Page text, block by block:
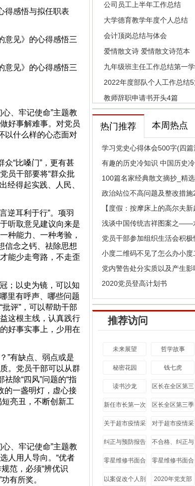
得感悟与拟任职表
见》的心得感悟三
见》的心得感悟三
、牢记使命”主题教
好事解难事。对党员
以什么样的心态面对
“比嗓门”，更有甚
员干部要将“群众批
经得起实践、人民、
耳利于行”。项羽
听取意见建议向来是
种能力、一种考验，
信念之钙、祛除思想
能少走弯路，不走歪
；以史为镜，可以知
里有呼声、哪些问题
评”，可以帮助干部
这根主线，认真践行
好事实事上，少用在
有缺点、弱点或是
。党员干部可以从群
除“四风”问题的“指
的一盏明灯，虚心接
短亮丑，不断创新工
、牢记使命”主题教
人用人导向。“优者
范，必须“辨优识
有所奖。
公司员工上半年工作总结
大学德育教学年度个人总结
会计顶岗总结与体会
爱情散文诗 爱情散文诗范本
九年级班主任工作总结第一
2022年度部队个人工作总结
教师辞职申请书开头4篇
热门推荐 本周热点
学习党史心得体会500字(四篇
有趣的历史冷知识 中国历史
100篇名家经典散文摘抄_精
政治站位不高问题及整改措
【度假：按摩床上的高尔夫新
浅谈中国传统吉祥图案之——
党内警告处分实质以及产生影
2020党员登高计划书
推荐访问
未来展望 哲学故事
秘密花园 钱七虎
读书沙龙
区长在全区第三
新任市长第一次
区长全区第三季
关于超市疫情采
对于超市疫情采
纠正与预防报告
不合格、纠正与
零星维修书面合
零星维修书面合
以案促改个人剖
2020年党支部